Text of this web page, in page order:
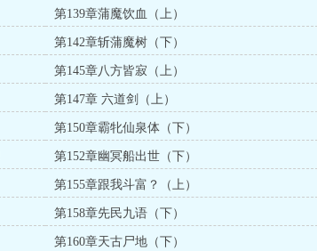
第139章蒲魔饮血（上）
第142章斩蒲魔树（下）
第145章八方皆寂（上）
第147章 六道剑（上）
第150章霸牝仙泉体（下）
第152章幽冥船出世（下）
第155章跟我斗富？（上）
第158章先民九语（下）
第160章天古尸地（下）